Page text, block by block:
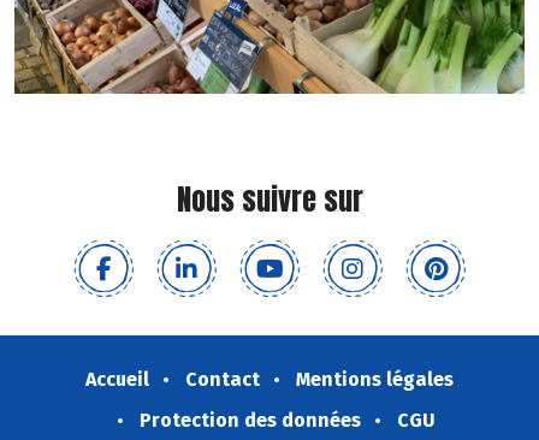
Nous suivre sur
Accueil Contact
Mentions légales
Protection des données
CGU